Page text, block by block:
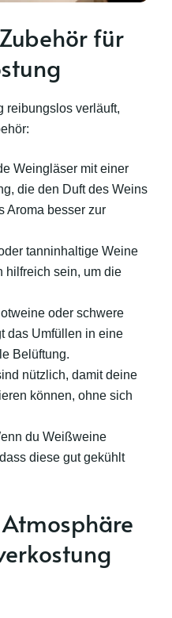
für
reibungslos verläuft,
Weingläser mit einer
die den Duft des Weins
Aroma besser zur
tanninhaltige Weine
hilfreich sein, um die
oder schwere
das Umfüllen in eine
Belüftung.
nützlich, damit deine
können, ohne sich
du Weißweine
diese gut gekühlt